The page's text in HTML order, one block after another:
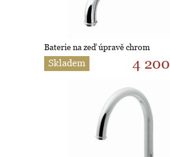
Baterie na zeď úpravě chrom
Skladem 4 200